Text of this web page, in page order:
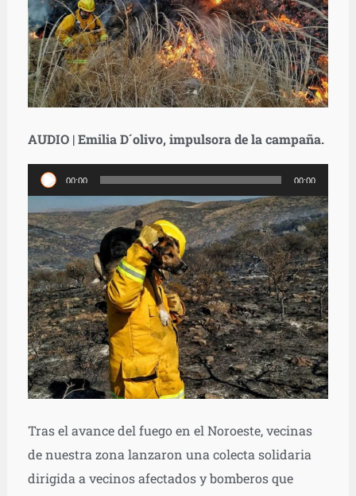
AUDIO | Emilia D´olivo, impulsora de la campaña.
Reproductor
de
audio
00:00 00:00
Tras el avance del fuego en el Noroeste, vecinas
de nuestra zona lanzaron una colecta solidaria
dirigida a vecinos afectados y bomberos que